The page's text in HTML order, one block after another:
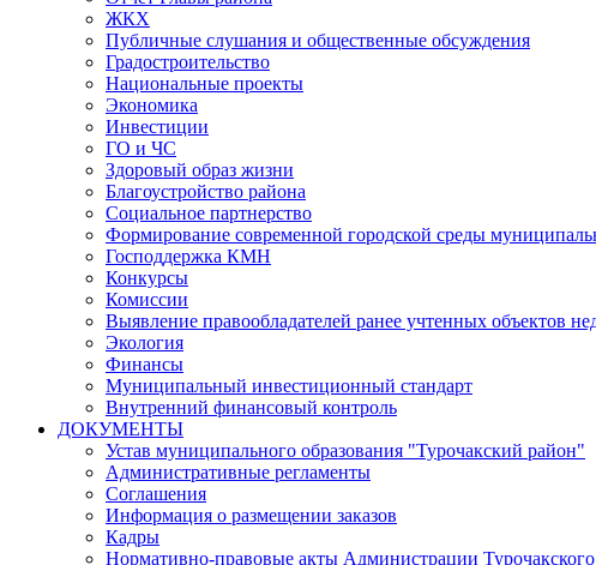
ЖКХ
Публичные слушания и общественные обсуждения
Градостроительство
Национальные проекты
Экономика
Инвестиции
ГО и ЧС
Здоровый образ жизни
Благоустройство района
Социальное партнерство
Формирование современной городской среды
Господдержка КМН
Конкурсы
Комиссии
Выявление правообладателей ранее учтенных объектов
Экология
Финансы
Муниципальный инвестиционный стандарт
Внутренний финансовый контроль
ДОКУМЕНТЫ
Устав муниципального образования "Турочакский район"
Административные регламенты
Соглашения
Информация о размещении заказов
Кадры
Нормативно-правовые акты Администрации